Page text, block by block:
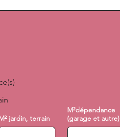
jardin, terrain
M²dépendance
(garage et autre)